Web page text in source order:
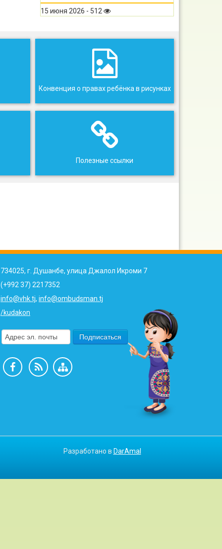
15 июня 2026 - 512
Конвенция о правах ребёнка в рисунках
Полезные ссылки
734025, г. Душанбе, улица Джалол Икроми 7
(+992 37) 2217352
info@vhk.tj, info@ombudsman.tj
/kudakon
Разработано в DarAmal